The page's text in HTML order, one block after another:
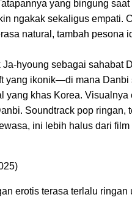
yang bingung
ngakak sekaligus empati.
natural, tambah pesona
hyoung sebagai sahabat
yang ikonik—di mana
khas Korea. Visualnya
Soundtrack pop ringan,
ini lebih halus dari
erotis terasa terlalu ringan